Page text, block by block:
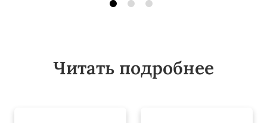
Читать подробнее